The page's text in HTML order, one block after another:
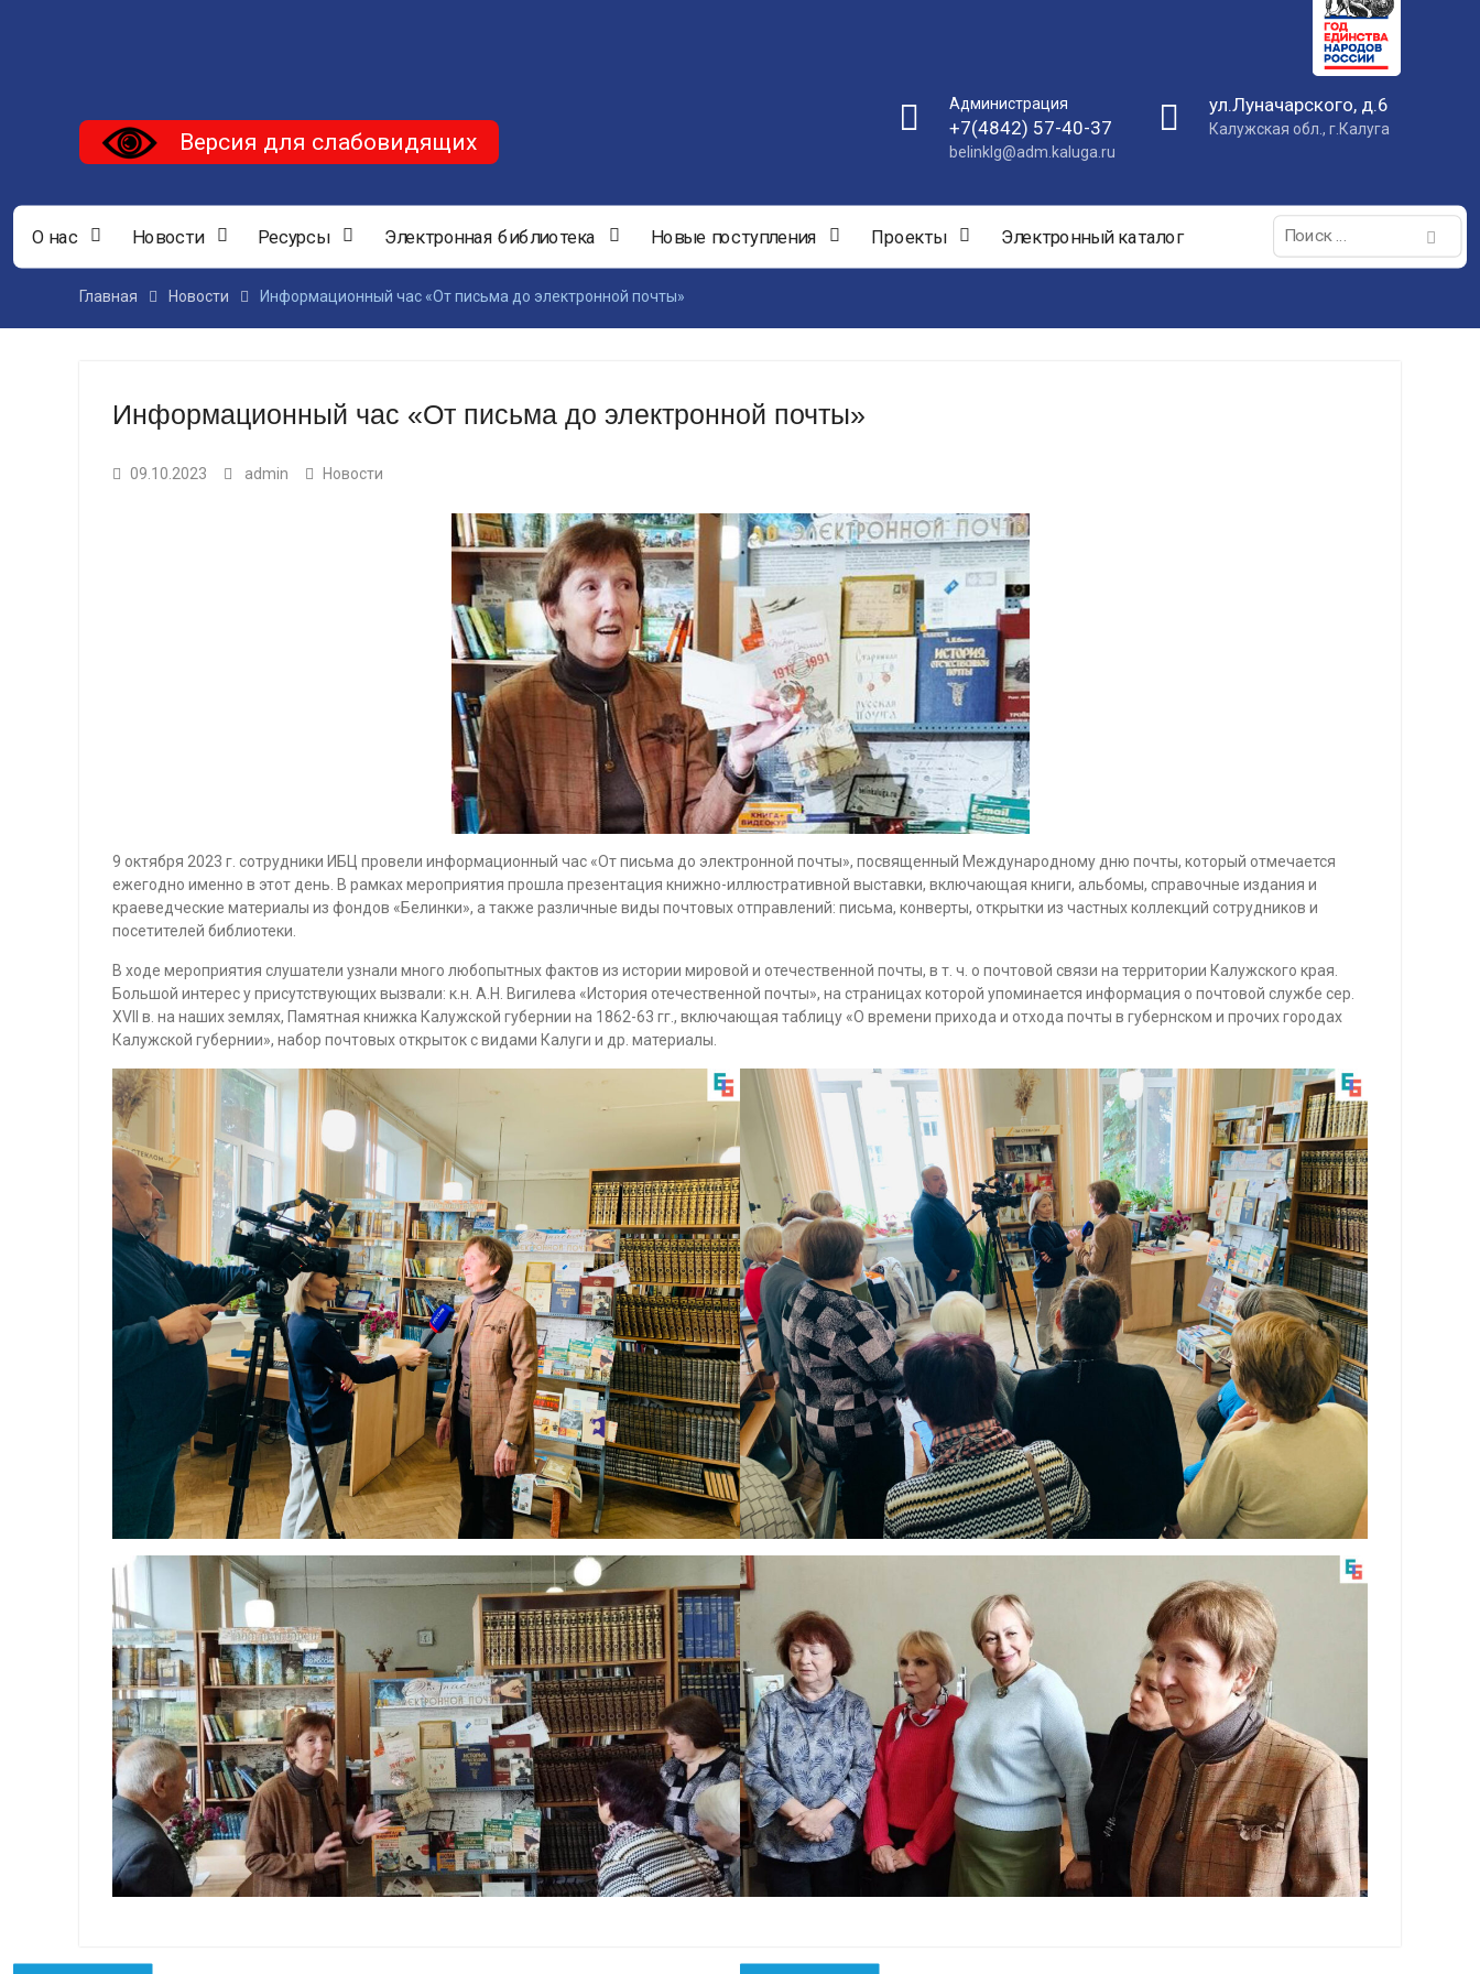
Администрация
+7(4842) 57-40-37
belinklg@adm.kaluga.ru
ул.Луначарского, д.6
Калужская обл., г.Калуга
Версия для слабовидящих
О нас Новости Ресурсы Электронная библиотека Новые поступления Проекты Электронный каталог
Поиск:
Главная Новости Информационный час «От письма до электронной почты»
Информационный час «От письма до электронной почты»
09.10.2023 admin Новости
9 октября 2023 г. сотрудники ИБЦ провели информационный час «От письма до электронной почты», посвященный Международному дню почты, который отмечается
ежегодно именно в этот день. В рамках мероприятия прошла презентация книжно-иллюстративной выставки, включающая книги, альбомы, справочные издания и
краеведческие материалы из фондов «Белинки», а также различные виды почтовых отправлений: письма, конверты, открытки из частных коллекций сотрудников и
посетителей библиотеки.
В ходе мероприятия слушатели узнали много любопытных фактов из истории мировой и отечественной почты, в т. ч. о почтовой связи на территории Калужского края.
Большой интерес у присутствующих вызвали: к.н. А.Н. Вигилева «История отечественной почты», на страницах которой упоминается информация о почтовой службе сер.
XVII в. на наших землях, Памятная книжка Калужской губернии на 1862-63 гг., включающая таблицу «О времени прихода и отхода почты в губернском и прочих городах
Калужской губернии», набор почтовых открыток с видами Калуги и др. материалы.
Навигация